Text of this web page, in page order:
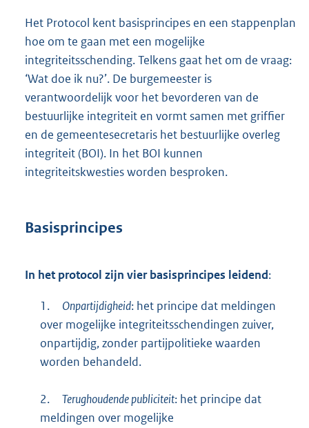
Het Protocol kent basisprincipes en een stappenplan
hoe om te gaan met een mogelijke
integriteitsschending. Telkens gaat het om de vraag:
‘Wat doe ik nu?’. De burgemeester is
verantwoordelijk voor het bevorderen van de
bestuurlijke integriteit en vormt samen met griffier
en de gemeentesecretaris het bestuurlijke overleg
integriteit (BOI). In het BOI kunnen
integriteitskwesties worden besproken.
Basisprincipes
In het protocol zijn vier basisprincipes leidend:
1. Onpartijdigheid: het principe dat meldingen
over mogelijke integriteitsschendingen zuiver,
onpartijdig, zonder partijpolitieke waarden
worden behandeld.
2. Terughoudende publiciteit: het principe dat
meldingen over mogelijke